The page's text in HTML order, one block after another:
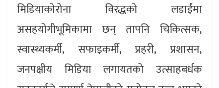
मिडियाकोरोना विरद्धको लडाईंमा
असहयोगीभूमिकामा छन् तापनि चिकित्सक,
स्वास्थ्यकर्मी, सफाइकर्मी, प्रहरी, प्रशासन,
जनपक्षीय मिडिया लगायतको उत्साहबर्धक